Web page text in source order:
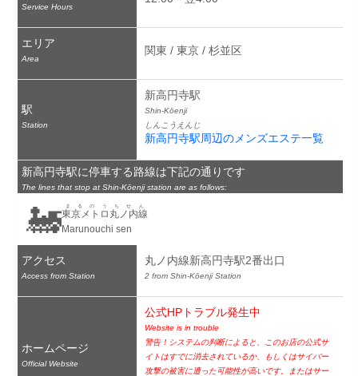
Service Hours
エリア
Area
関東 / 東京 / 杉並区
駅
Station
新高円寺駅
Shin-Kōenji
しんこうえんじ
新高円寺駅周辺のメンズエステ一覧
新高円寺駅に停車する路線は下記の通りです
The lines that stop at Shin-Kōenji station are as follows:
🚂東京メトロ丸ノ内線
まるのうちせん
Marunouchi sen
アクセス
Access from Station
丸ノ内線新高円寺駅2番出口
2 from Shin-Kōenji Station
ホームページ
Official Website
公式HPトラブル発生中
Website is in trouble
警告！システムの判断によると、このお店の公式サ
イトはすでに消去されているか、もしくはサイバー
攻撃の被害に遭った可能性が高いです。またはサー